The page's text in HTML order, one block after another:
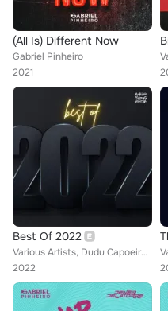
(All Is) Different Now
Gabriel Pinheiro
2021
Best Of 2022
Various Artists, Dudu Capoeira, Dmitry Kharma, Rico Vibes, Weytton Silva, Victor Nillo, Daniel Cordova, Sweet Beatz, José Vasque...
2022